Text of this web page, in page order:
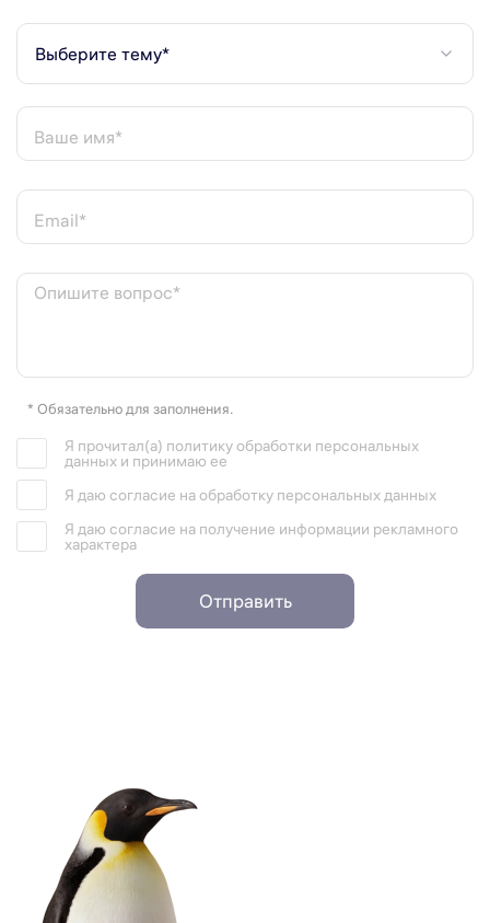
Выберите тему*
Ваше имя*
Email*
Опишите вопрос*
* Обязательно для заполнения.
Я прочитал(а) политику обработки персональных
данных и принимаю ее
Я даю согласие на обработку персональных данных
Я даю согласие на получение информации рекламного
характера
Отправить